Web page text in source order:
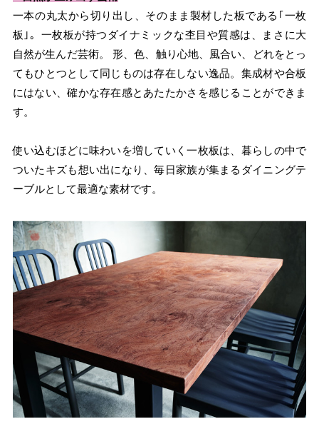
一本の丸太から切り出し、そのまま製材した板である｢一枚
板｣。一枚板が持つダイナミックな杢目や質感は、まさに大
自然が生んだ芸術。 形、色、触り心地、風合い、どれをとっ
てもひとつとして同じものは存在しない逸品。集成材や合板
にはない、確かな存在感とあたたかさを感じることができま
す。
使い込むほどに味わいを増していく一枚板は、暮らしの中で
ついたキズも想い出になり、毎日家族が集まるダイニングテ
ーブルとして最適な素材です。